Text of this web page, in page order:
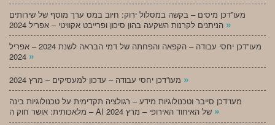
מעו”דכן מיסים – בקשה במסלול ירוק: חיוב במס ערך מוסף של שירותים
»
מעו”דכן יחסי עבודה – הקפאה והפחתה של דמי הבראה לשנת 2024 – אפריל
»
»
מעו”דכן סייבר וטכנולוגיות מידע – רגולציה תקדימית על טכנולוגיות בינה
»